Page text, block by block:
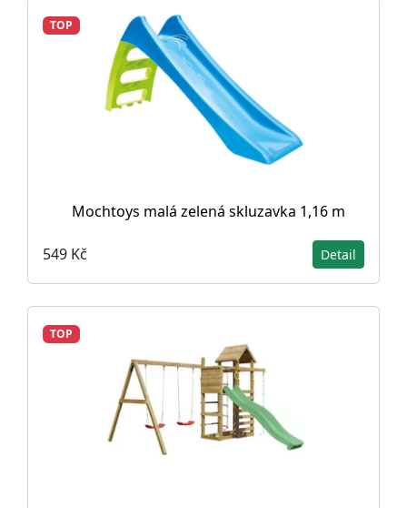
TOP
Mochtoys malá zelená skluzavka 1,16 m
549 Kč Detail
TOP